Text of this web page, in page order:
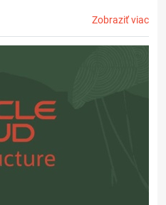
Zobraziť viac